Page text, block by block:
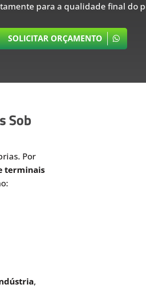
para a qualidade final do
SOLICITAR ORÇAMENTO
Sob
Por
terminais
,